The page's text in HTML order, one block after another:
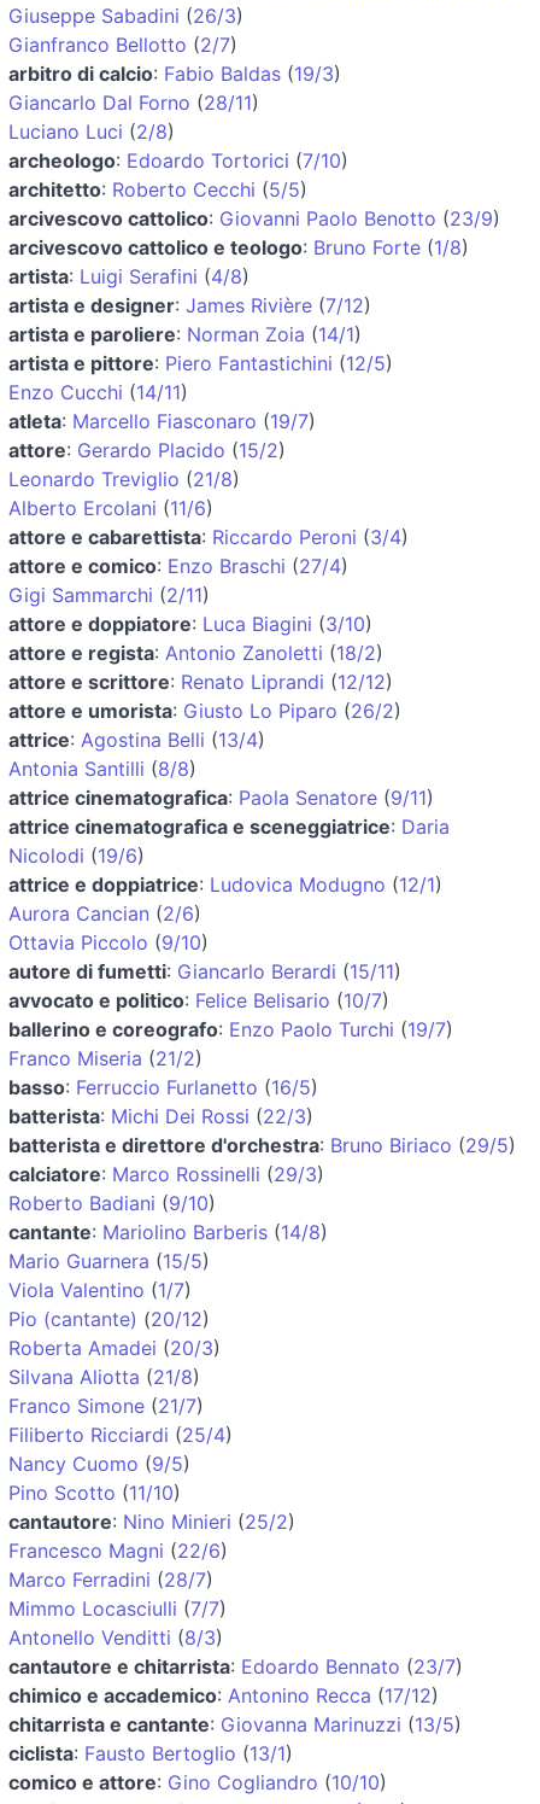
Giuseppe Sabadini (26/3)
Gianfranco Bellotto (2/7)
arbitro di calcio: Fabio Baldas (19/3)
Giancarlo Dal Forno (28/11)
Luciano Luci (2/8)
archeologo: Edoardo Tortorici (7/10)
architetto: Roberto Cecchi (5/5)
arcivescovo cattolico: Giovanni Paolo Benotto (23/9)
arcivescovo cattolico e teologo: Bruno Forte (1/8)
artista: Luigi Serafini (4/8)
artista e designer: James Rivière (7/12)
artista e paroliere: Norman Zoia (14/1)
artista e pittore: Piero Fantastichini (12/5)
Enzo Cucchi (14/11)
atleta: Marcello Fiasconaro (19/7)
attore: Gerardo Placido (15/2)
Leonardo Treviglio (21/8)
Alberto Ercolani (11/6)
attore e cabarettista: Riccardo Peroni (3/4)
attore e comico: Enzo Braschi (27/4)
Gigi Sammarchi (2/11)
attore e doppiatore: Luca Biagini (3/10)
attore e regista: Antonio Zanoletti (18/2)
attore e scrittore: Renato Liprandi (12/12)
attore e umorista: Giusto Lo Piparo (26/2)
attrice: Agostina Belli (13/4)
Antonia Santilli (8/8)
attrice cinematografica: Paola Senatore (9/11)
attrice cinematografica e sceneggiatrice: Daria
Nicolodi (19/6)
attrice e doppiatrice: Ludovica Modugno (12/1)
Aurora Cancian (2/6)
Ottavia Piccolo (9/10)
autore di fumetti: Giancarlo Berardi (15/11)
avvocato e politico: Felice Belisario (10/7)
ballerino e coreografo: Enzo Paolo Turchi (19/7)
Franco Miseria (21/2)
basso: Ferruccio Furlanetto (16/5)
batterista: Michi Dei Rossi (22/3)
batterista e direttore d'orchestra: Bruno Biriaco (29/5)
calciatore: Marco Rossinelli (29/3)
Roberto Badiani (9/10)
cantante: Mariolino Barberis (14/8)
Mario Guarnera (15/5)
Viola Valentino (1/7)
Pio (cantante) (20/12)
Roberta Amadei (20/3)
Silvana Aliotta (21/8)
Franco Simone (21/7)
Filiberto Ricciardi (25/4)
Nancy Cuomo (9/5)
Pino Scotto (11/10)
cantautore: Nino Minieri (25/2)
Francesco Magni (22/6)
Marco Ferradini (28/7)
Mimmo Locasciulli (7/7)
Antonello Venditti (8/3)
cantautore e chitarrista: Edoardo Bennato (23/7)
chimico e accademico: Antonino Recca (17/12)
chitarrista e cantante: Giovanna Marinuzzi (13/5)
ciclista: Fausto Bertoglio (13/1)
comico e attore: Gino Cogliandro (10/10)